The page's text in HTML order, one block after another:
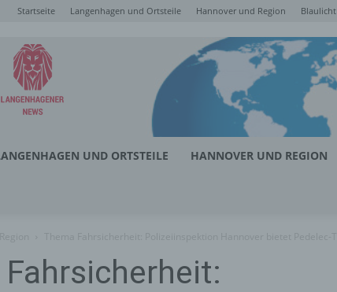
Startseite Langenhagen und Ortsteile Hannover und Region Blaulicht
Langenhagener
News
UND ORTSTEILE HANNOVER UND REGION